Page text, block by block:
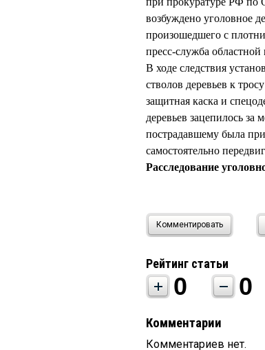
возбуждено уголовное
произошедшего с
пресс-служба
В ходе следствия
стволов деревьев к
защитная каска и
деревьев зацепилось за
пострадавшему была
самостоятельно
Расследование
Комментировать
Рейтинг статьи
0 0
Комментарии
Комментариев нет.